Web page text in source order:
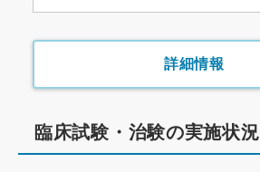
詳細情報
臨床試験・治験の実施状況